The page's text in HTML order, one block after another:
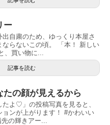
ー
出自粛のため、ゆっくり本屋さ
ならないこの頃。 「本！ 新しい
、買い物に...
記事を読む
たの顔が見えるから
たよ♡」の投稿写真を見ると、
ョンが上がります！ #かわいい
の輝きアー...